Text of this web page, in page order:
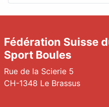
Fédération Suisse
Sport Boules
Rue de la Scierie 5
CH-1348 Le Brassus